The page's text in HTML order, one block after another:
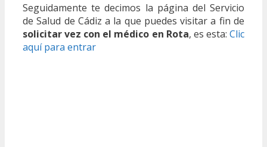
Seguidamente te decimos la página del Servicio
de Salud de Cádiz a la que puedes visitar a fin de
solicitar vez con el médico en Rota, es esta:Clic
aquí para entrar